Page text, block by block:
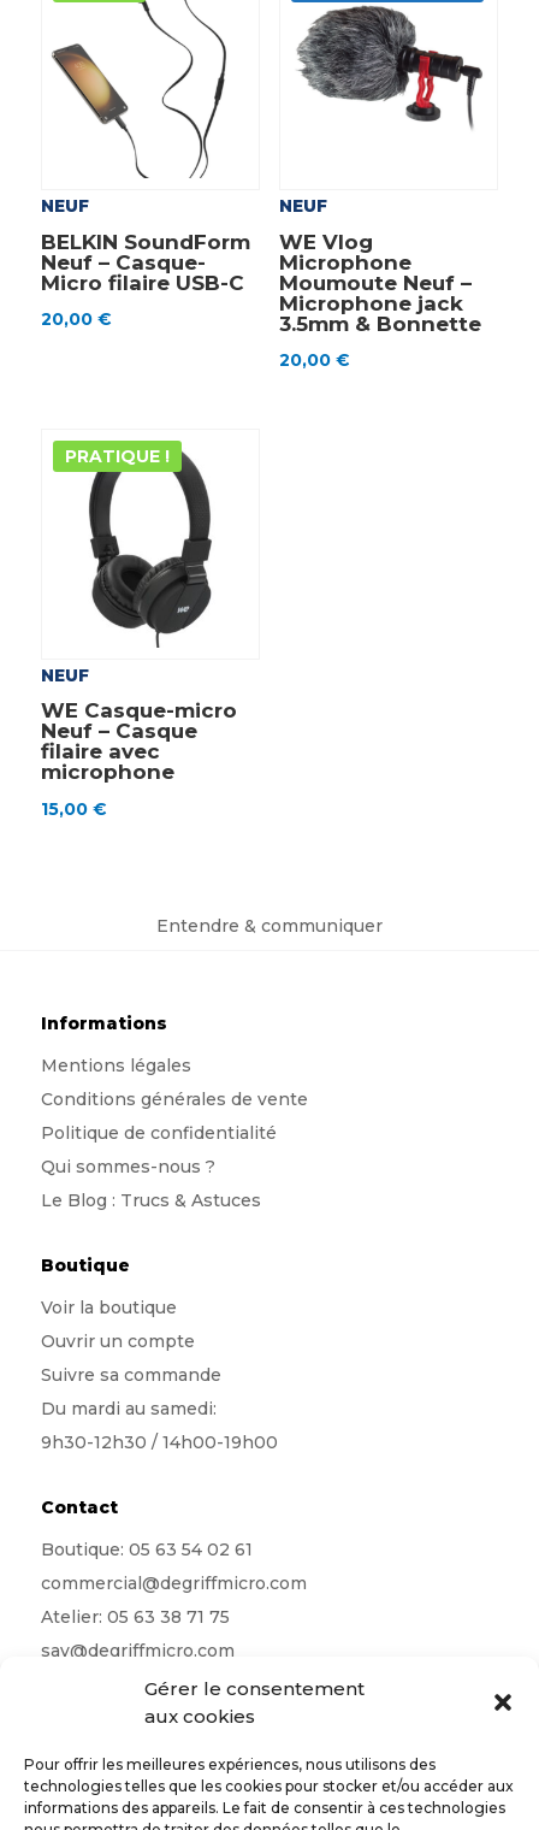
Gérer le consentement
aux cookies
Pour offrir les meilleures expériences, nous utilisons des
technologies telles que les cookies pour stocker et/ou accéder aux
informations des appareils. Le fait de consentir à ces technologies
NEUF
BELKIN SoundForm
Neuf – Casque-
Micro filaire USB-C
20,00 €
NEUF
WE Vlog
Microphone
Moumoute Neuf –
Microphone jack
3.5mm & Bonnette
20,00 €
PRATIQUE !
NEUF
WE Casque-micro
Neuf – Casque
filaire avec
microphone
15,00 €
Entendre & communiquer
Informations
Mentions légales
Conditions générales de vente
Politique de confidentialité
Qui sommes-nous ?
Le Blog : Trucs & Astuces
Boutique
Voir la boutique
Ouvrir un compte
Suivre sa commande
Du mardi au samedi:
9h30-12h30 / 14h00-19h00
Contact
Boutique: 05 63 54 02 61
commercial@degriffmicro.com
Atelier: 05 63 38 71 75
sav@degriffmicro.com
albi@degriffmicro.com
16 Avenue de Garban 81990 Puygouzon